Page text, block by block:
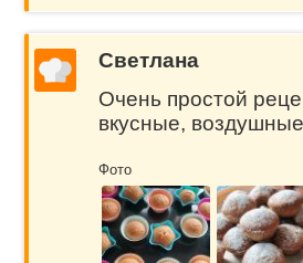
Светлана
Очень простой
вкусные,
Фото